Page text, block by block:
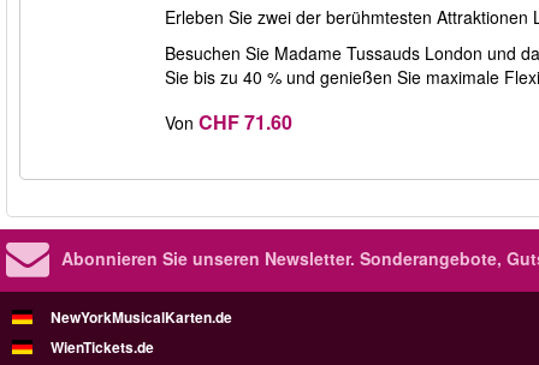
Erleben Sie zwei der berühmtesten
Besuchen Sie Madame Tussauds London und
Sie bis zu 40 % und genießen Sie maximale
Von CHF 71.60
Abonnieren Sie unseren Newsletter. Sonderangebote,
NewYorkMusicalKarten.de
WienTickets.de